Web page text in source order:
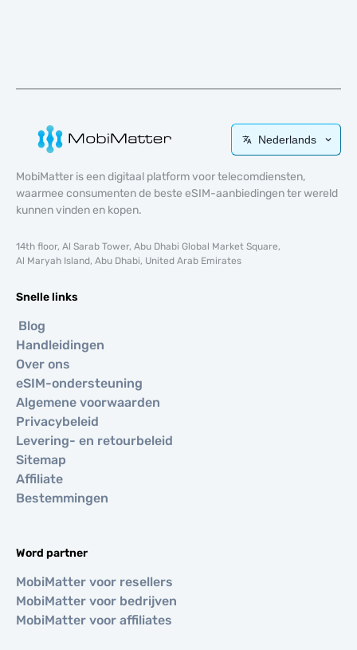
Nederlands
MobiMatter is een digitaal platform voor telecomdiensten,
waarmee consumenten de beste eSIM-aanbiedingen ter wereld
kunnen vinden en kopen.
14th floor, Al Sarab Tower, Abu Dhabi Global Market Square,
Al Maryah Island, Abu Dhabi, United Arab Emirates
Snelle links
Blog
Handleidingen
Over ons
eSIM-ondersteuning
Algemene voorwaarden
Privacybeleid
Levering- en retourbeleid
Sitemap
Affiliate
Bestemmingen
Word partner
MobiMatter voor resellers
MobiMatter voor bedrijven
MobiMatter voor affiliates